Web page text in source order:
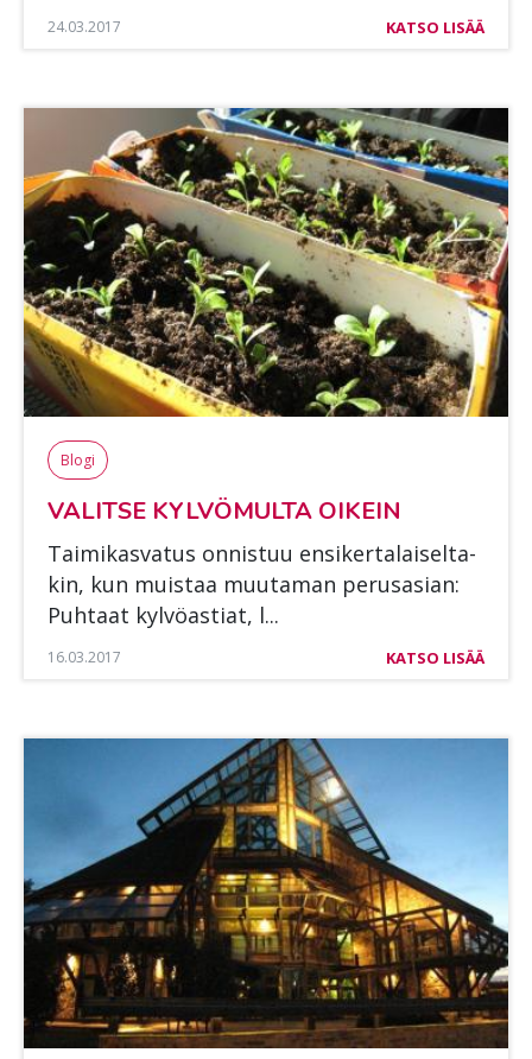
24.03.2017 KATSO LISÄÄ
Blogi
VA­LIT­SE KYL­VÖ­MUL­TA OI­KEIN
Tai­mi­kas­va­tus on­nis­tuu en­si­ker­ta­lai­sel­ta­
kin, kun muis­taa muu­ta­man pe­rus­asian:
Puh­taat kyl­vö­as­tiat, l...
16.03.2017 KATSO LISÄÄ